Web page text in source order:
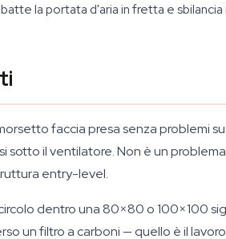
la portata d'aria in fretta e sbilancia
faccia presa senza problemi
il ventilatore. Non è un
entry-level.
dentro una 80×80 o 100×100
un filtro a carboni — quello è il